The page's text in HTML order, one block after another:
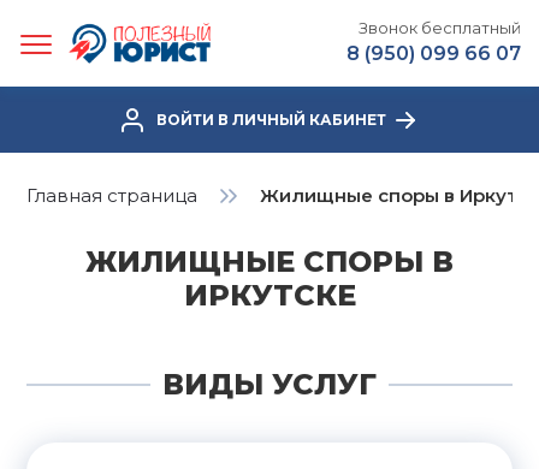
Звонок бесплатный
8 (950) 099 66 07
ВОЙТИ В ЛИЧНЫЙ КАБИНЕТ
Главная страница Жилищные споры в
ЖИЛИЩНЫЕ СПОРЫ В
ИРКУТСКЕ
ВИДЫ УСЛУГ